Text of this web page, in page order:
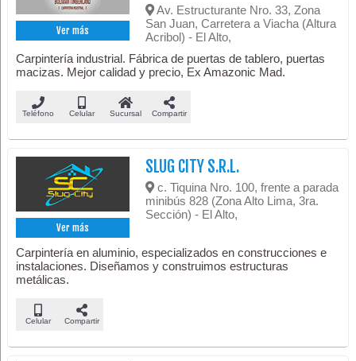
Ver más
Av. Estructurante Nro. 33, Zona
San Juan, Carretera a Viacha (Altura
Acribol) - El Alto,
Carpintería industrial. Fábrica de puertas de tablero, puertas
macizas. Mejor calidad y precio, Ex Amazonic Mad.
Teléfono Celular Sucursal Compartir
Ver más
SLUG CITY S.R.L.
c. Tiquina Nro. 100, frente a parada
minibús 828 (Zona Alto Lima, 3ra.
Sección) - El Alto,
Carpintería en aluminio, especializados en construcciones e
instalaciones. Diseñamos y construimos estructuras
metálicas.
Celular Compartir